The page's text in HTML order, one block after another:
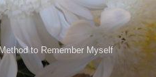
to Remember Myself